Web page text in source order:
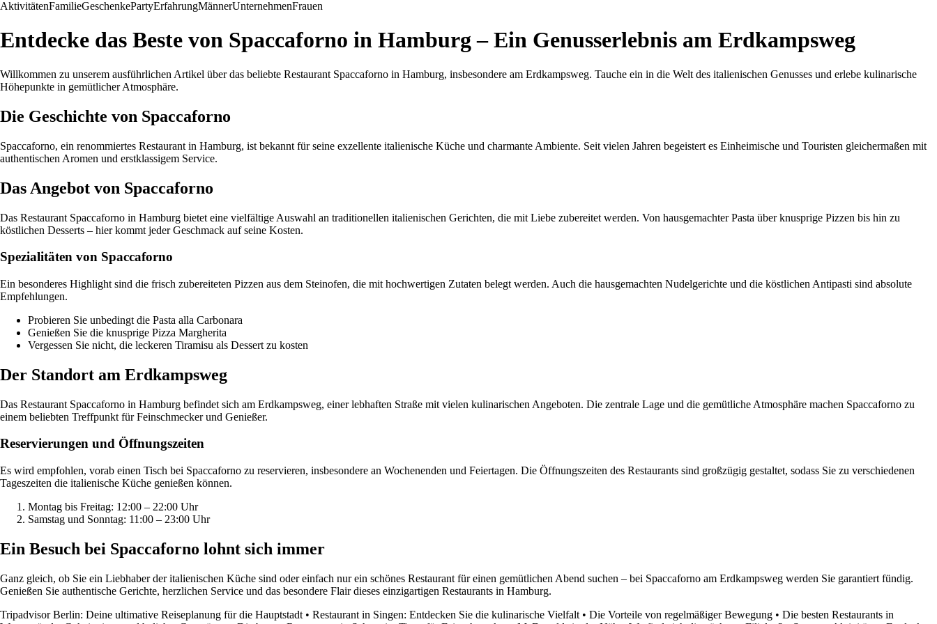
AktivitätenFamilieGeschenkePartyErfahrungMännerUnternehmenFrauen
Entdecke das Beste von Spaccaforno in Hamburg – Ein Genusserlebnis am Erdkampsweg
Willkommen zu unserem ausführlichen Artikel über das beliebte Restaurant Spaccaforno in Hamburg, insbesondere am Erdkampsweg. Tauche ein in die Welt des italienischen Genusses und erlebe kulinarische
Höhepunkte in gemütlicher Atmosphäre.
Die Geschichte von Spaccaforno
Spaccaforno, ein renommiertes Restaurant in Hamburg, ist bekannt für seine exzellente italienische Küche und charmante Ambiente. Seit vielen Jahren begeistert es Einheimische und Touristen gleichermaßen mit
authentischen Aromen und erstklassigem Service.
Das Angebot von Spaccaforno
Das Restaurant Spaccaforno in Hamburg bietet eine vielfältige Auswahl an traditionellen italienischen Gerichten, die mit Liebe zubereitet werden. Von hausgemachter Pasta über knusprige Pizzen bis hin zu
köstlichen Desserts – hier kommt jeder Geschmack auf seine Kosten.
Spezialitäten von Spaccaforno
Ein besonderes Highlight sind die frisch zubereiteten Pizzen aus dem Steinofen, die mit hochwertigen Zutaten belegt werden. Auch die hausgemachten Nudelgerichte und die köstlichen Antipasti sind absolute
Empfehlungen.
Probieren Sie unbedingt die Pasta alla Carbonara
Genießen Sie die knusprige Pizza Margherita
Vergessen Sie nicht, die leckeren Tiramisu als Dessert zu kosten
Der Standort am Erdkampsweg
Das Restaurant Spaccaforno in Hamburg befindet sich am Erdkampsweg, einer lebhaften Straße mit vielen kulinarischen Angeboten. Die zentrale Lage und die gemütliche Atmosphäre machen Spaccaforno zu
einem beliebten Treffpunkt für Feinschmecker und Genießer.
Reservierungen und Öffnungszeiten
Es wird empfohlen, vorab einen Tisch bei Spaccaforno zu reservieren, insbesondere an Wochenenden und Feiertagen. Die Öffnungszeiten des Restaurants sind großzügig gestaltet, sodass Sie zu verschiedenen
Tageszeiten die italienische Küche genießen können.
Montag bis Freitag: 12:00 – 22:00 Uhr
Samstag und Sonntag: 11:00 – 23:00 Uhr
Ein Besuch bei Spaccaforno lohnt sich immer
Ganz gleich, ob Sie ein Liebhaber der italienischen Küche sind oder einfach nur ein schönes Restaurant für einen gemütlichen Abend suchen – bei Spaccaforno am Erdkampsweg werden Sie garantiert fündig.
Genießen Sie authentische Gerichte, herzlichen Service und das besondere Flair dieses einzigartigen Restaurants in Hamburg.
Tripadvisor Berlin: Deine ultimative Reiseplanung für die Hauptstadt • Restaurant in Singen: Entdecken Sie die kulinarische Vielfalt • Die Vorteile von regelmäßiger Bewegung • Die besten Restaurants in